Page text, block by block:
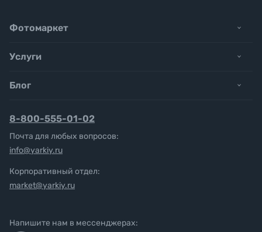
Фотомаркет
Услуги
Блог
8-800-555-01-02
Почта для любых вопросов:
info@yarkiy.ru
Корпоративный отдел:
market@yarkiy.ru
Напишите нам в мессенджерах: